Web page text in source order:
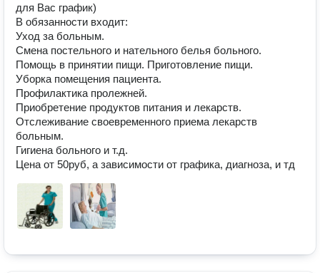
для Вас график)
В обязанности входит:
Уход за больным.
Смена постельного и нательного белья больного.
Помощь в принятии пищи. Приготовление пищи.
Уборка помещения пациента.
Профилактика пролежней.
Приобретение продуктов питания и лекарств.
Отслеживание своевременного приема лекарств
больным.
Гигиена больного и т.д.
Цена от 50руб, а зависимости от графика, диагноза, и тд